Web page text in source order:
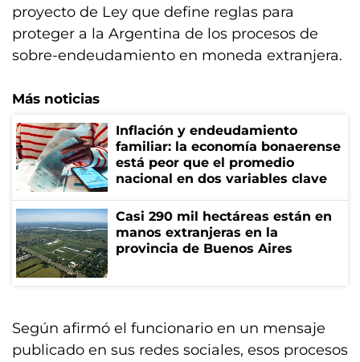
proyecto de Ley que define reglas para
proteger a la Argentina de los procesos de
sobre-endeudamiento en moneda extranjera.
Más noticias
Inflación y endeudamiento
familiar: la economía bonaerense
está peor que el promedio
nacional en dos variables clave
Casi 290 mil hectáreas están en
manos extranjeras en la
provincia de Buenos Aires
Según afirmó el funcionario en un mensaje
publicado en sus redes sociales, esos procesos